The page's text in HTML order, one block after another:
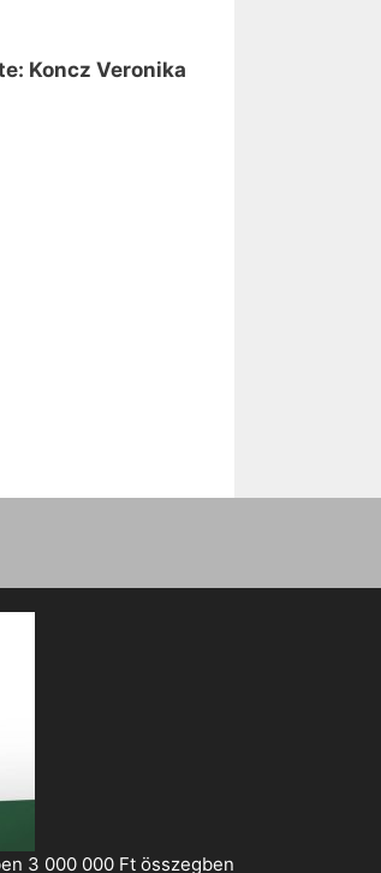
Koncz Veronika
3 000 000 Ft összegben